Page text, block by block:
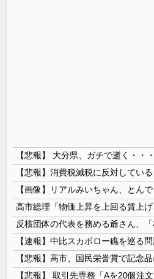
【悲報】 大分県、ガチで逝く・・